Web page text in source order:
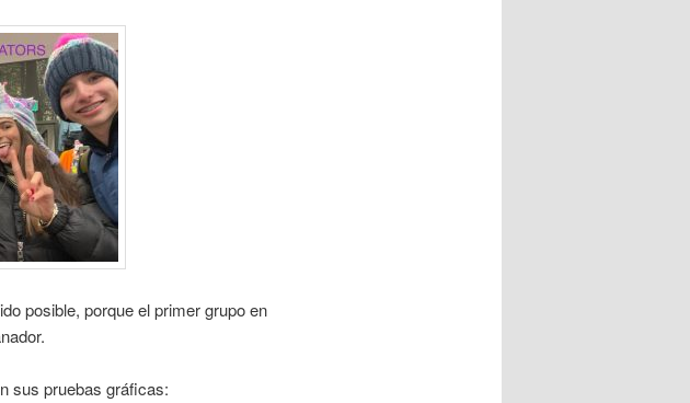
posible, porque el primer grupo en
sus pruebas gráficas: